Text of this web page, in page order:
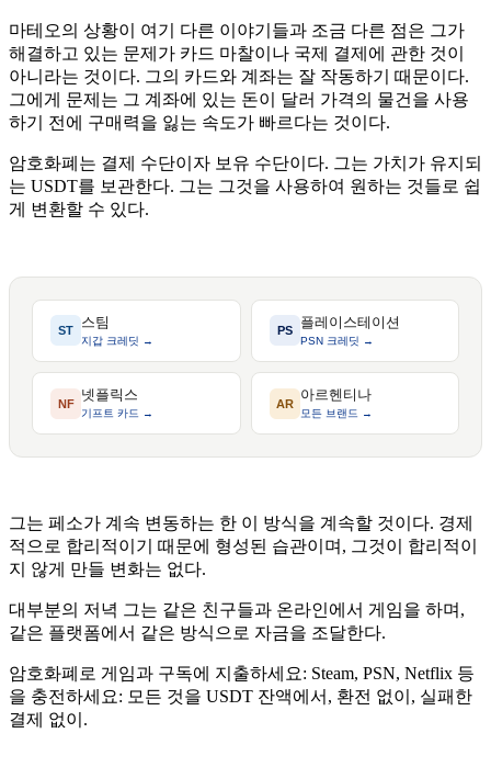
마테오의 상황이 여기 다른 이야기들과 조금 다른 점은 그가
해결하고 있는 문제가 카드 마찰이나 국제 결제에 관한 것이
아니라는 것이다. 그의 카드와 계좌는 잘 작동하기 때문이다.
그에게 문제는 그 계좌에 있는 돈이 달러 가격의 물건을 사용
하기 전에 구매력을 잃는 속도가 빠르다는 것이다.
암호화폐는 결제 수단이자 보유 수단이다. 그는 가치가 유지되
는 USDT를 보관한다. 그는 그것을 사용하여 원하는 것들로 쉽
게 변환할 수 있다.
ST
스팀
지갑 크레딧 →
PS
플레이스테이션
PSN 크레딧 →
NF
넷플릭스
기프트 카드 →
AR
아르헨티나
모든 브랜드 →
그는 페소가 계속 변동하는 한 이 방식을 계속할 것이다. 경제
적으로 합리적이기 때문에 형성된 습관이며, 그것이 합리적이
지 않게 만들 변화는 없다.
대부분의 저녁 그는 같은 친구들과 온라인에서 게임을 하며,
같은 플랫폼에서 같은 방식으로 자금을 조달한다.
암호화폐로 게임과 구독에 지출하세요: Steam, PSN, Netflix 등
을 충전하세요: 모든 것을 USDT 잔액에서, 환전 없이, 실패한
결제 없이.